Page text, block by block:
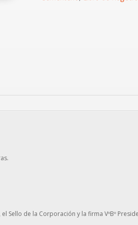
Sello de la Corporación y la firma VºBº